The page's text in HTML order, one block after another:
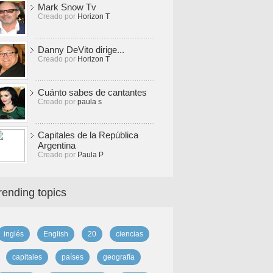
Mark Snow Tv
Creado por Horizon T
Danny DeVito dirige...
Creado por Horizon T
Cuánto sabes de cantantes
Creado por paula s
Capitales de la República
Argentina
Creado por Paula P
topics
inglés English 20 ciencias
capitales países geografía